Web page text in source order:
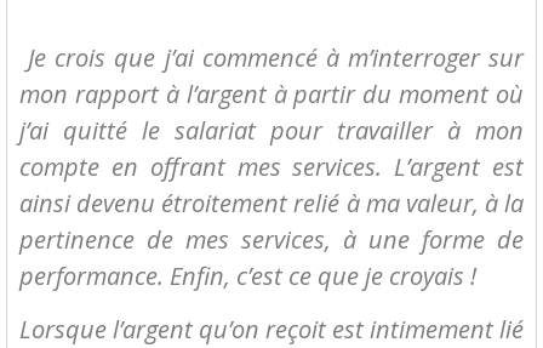
Je crois que j’ai commencé à m’interroger sur
mon rapport à l’argent à partir du moment où
j’ai quitté le salariat pour travailler à mon
compte en offrant mes services. L’argent est
ainsi devenu étroitement relié à ma valeur, à la
pertinence de mes services, à une forme de
performance. Enfin, c’est ce que je croyais !
Lorsque l’argent qu’on reçoit est intimement lié